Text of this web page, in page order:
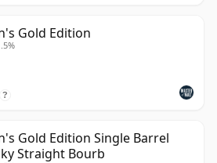
Gold Edition
?
Gold Edition Single Barrel
Straight Bourb